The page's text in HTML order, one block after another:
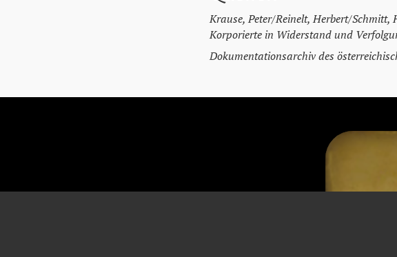
Krause, Peter/Reinelt, Herbert/Schmitt,
Korporierte in Widerstand und
Dokumentationsarchiv des